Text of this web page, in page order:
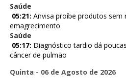
Saúde
05:21: Anvisa proíbe produtos
emagrecimento
Saúde
05:17: Diagnóstico tardio dá
câncer de pulmão
Quinta - 06 de Agosto de 2026